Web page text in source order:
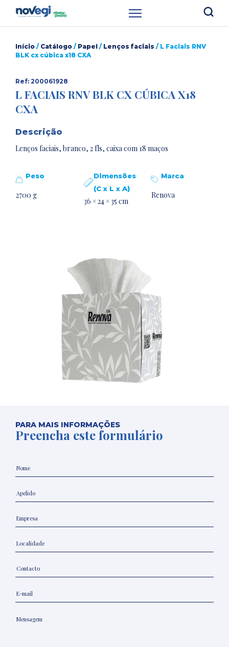
Início / Catálogo / Papel / Lenços faciais / L Faciais RNV
BLK cx cúbica x18 CXA
Ref: 200061928
L FACIAIS RNV BLK CX CÚBICA X18
CXA
Descrição
Lenços faciais, branco, 2 fls, caixa com 18 maços
Peso
2700 g
Dimensões
(C x L x A)
36 × 24 × 35 cm
Marca
Renova
PARA MAIS INFORMAÇÕES
Preencha este formulário